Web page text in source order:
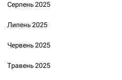
Серпень 2025
Липень 2025
Червень 2025
Травень 2025